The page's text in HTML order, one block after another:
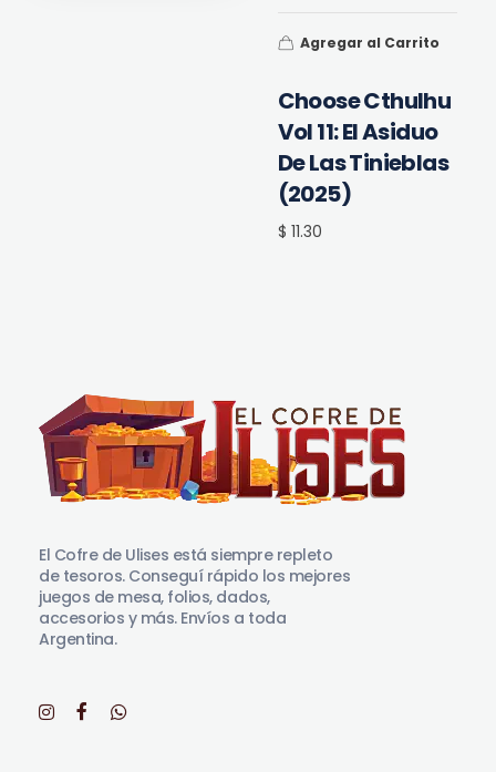
Choose Cthulhu
Vol 11: El Asiduo
De Las Tinieblas
(2025)
$ 11.30
Agregar al Carrito
El Cofre de Ulises está siempre repleto
de tesoros. Conseguí rápido los mejores
juegos de mesa, folios, dados,
accesorios y más. Envíos a toda
Argentina.